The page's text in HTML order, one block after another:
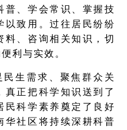
普、学会常识、掌握技
以致用。过往居民纷纷
料、咨询相关知识，切
利与实效。
生需求、聚焦群众关
真正把科学知识送到了
民科学素养奠定了良好
华社区将持续深耕科普